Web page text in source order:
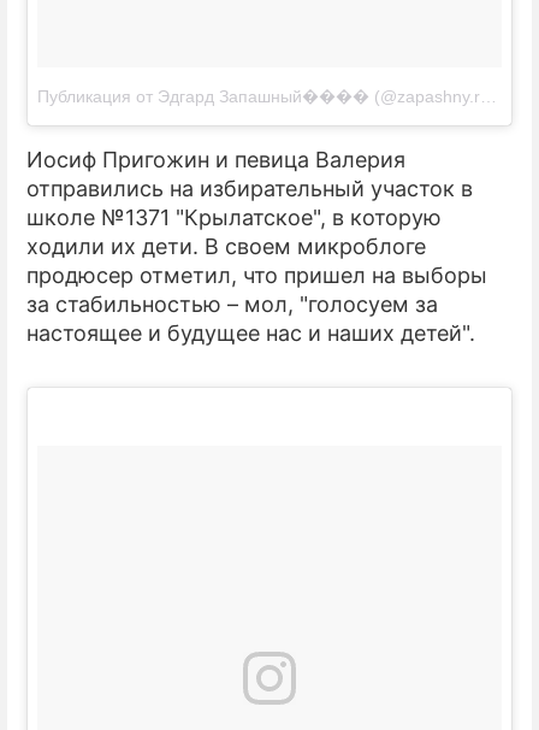
Иосиф Пригожин и певица Валерия
отправились на избирательный участок в
школе №1371 "Крылатское", в которую
ходили их дети. В своем микроблоге
продюсер отметил, что пришел на выборы
за стабильностью – мол, "голосуем за
настоящее и будущее нас и наших детей".